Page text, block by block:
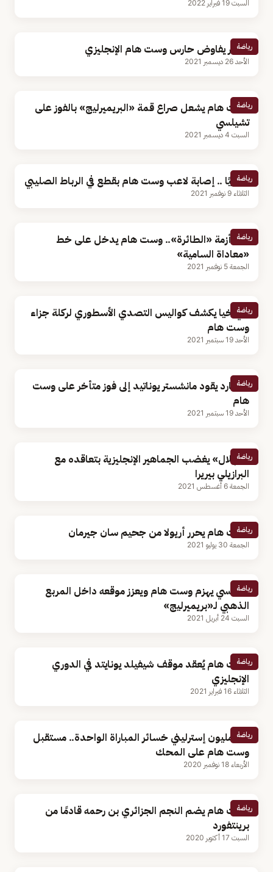
السبت 19 فبراير 2022
رياضة
النصر يفاوض حارس وست هام الإنجليزي
الأحد 26 ديسمبر 2021
رياضة
وست هام يشعل صراع قمة «البريميرليج» بالفوز على
تشيلسي
السبت 4 ديسمبر 2021
رياضة
رسميًا .. إصابة لاعب وست هام بقطع في الرباط الصليبي
الثلاثاء 9 نوفمبر 2021
رياضة
بعد أزمة «الطائرة».. وست هام يدخل على خط
«معاداة السامية»
الجمعة 5 نوفمبر 2021
رياضة
دي خيا يكشف كواليس التصدي الأسطوري لركلة جزاء
وست هام
الأحد 19 سبتمبر 2021
رياضة
لينجارد يقود مانشستر يوناتيد إلى فوز متأخر على وست
هام
الأحد 19 سبتمبر 2021
رياضة
«الهلال» يغضب الجماهير الإنجليزية بتعاقده مع
البرازيلي بيريرا
الجمعة 6 أغسطس 2021
رياضة
وست هام يحرر أريولا من جحيم سان جيرمان
الجمعة 30 يوليو 2021
رياضة
تشيلسي يهزم وست هام ويعزز موقعه داخل المربع
الذهبي لـ«بريميرليج»
السبت 24 أبريل 2021
رياضة
وست هام يُعقد موقف شيفيلد يونايتد في الدوري
الإنجليزي
الثلاثاء 16 فبراير 2021
رياضة
2.7 مليون إسترليني خسائر المباراة الواحدة.. مستقبل
وست هام على المحك
الأربعاء 18 نوفمبر 2020
رياضة
وست هام يضم النجم الجزائري بن رحمه قادمًا من
برينتفورد
السبت 17 أكتوبر 2020